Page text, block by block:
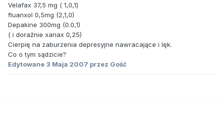
Velafax 37,5 mg ( 1,0,1)
fluanxol 0,5mg (2,1,0)
Depakine 300mg (0.0,1)
( i doraźnie xanax 0,25)
Cierpię na zaburzenia depresyjne nawracające i lęk.
Co o tym sądzicie?
Edytowane 3 Maja 2007 przez Gość